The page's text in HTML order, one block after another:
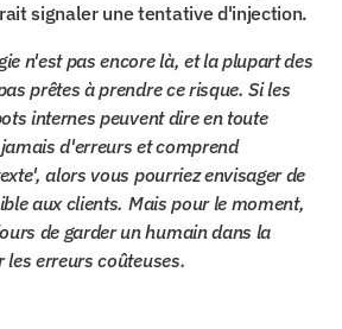
signaler une tentative d'injection.
n'est pas encore là, et la plupart des
prêtes à prendre ce risque. Si les
internes peuvent dire en toute
d'erreurs et comprend
alors vous pourriez envisager de
aux clients. Mais pour le moment,
de garder un humain dans la
erreurs coûteuses.